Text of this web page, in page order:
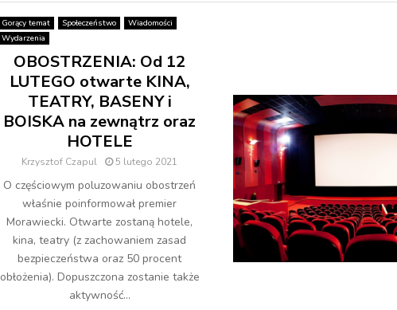
Gorący temat Społeczeństwo
Wiadomości
Wydarzenia
OBOSTRZENIA: Od 12
LUTEGO otwarte KINA,
TEATRY, BASENY i
BOISKA na zewnątrz oraz
HOTELE
Krzysztof Czapul 5 lutego 2021
O częściowym poluzowaniu obostrzeń
właśnie poinformował premier
Morawiecki. Otwarte zostaną hotele,
kina, teatry (z zachowaniem zasad
bezpieczeństwa oraz 50 procent
obłożenia). Dopuszczona zostanie także
aktywność...